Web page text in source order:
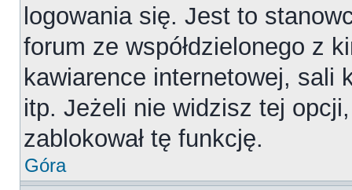
logowania się. Jest to
forum ze współdzielonego z
kawiarence internetowej, sali
itp. Jeżeli nie widzisz tej
zablokował tę funkcję.
Góra